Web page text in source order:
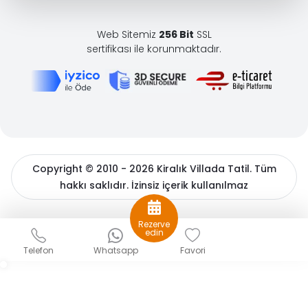
Web Sitemiz 256 Bit SSL
sertifikası ile korunmaktadır.
Copyright © 2010 - 2026 Kiralık Villada Tatil. Tüm
hakkı saklıdır. İzinsiz içerik kullanılmaz
BöcekSoft
Telefon Whatsapp
Rezerve
edin
Favori
Sizlere daha iyi bir hizmet sunabilmek için çerezler
kullanıyoruz. Detaylı bilgiler içinçerez politikamızı
Verilerin Korunmasıhakkında açıklama metnimizi inceleyin.